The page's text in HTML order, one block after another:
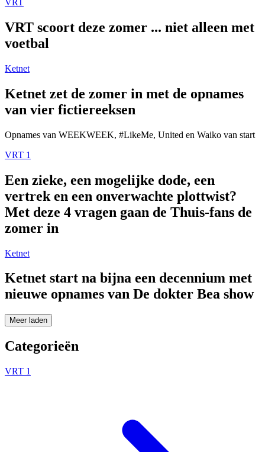
VRT
VRT scoort deze zomer ... niet alleen met
voetbal
Ketnet
Ketnet zet de zomer in met de opnames
van vier fictiereeksen
Opnames van WEEKWEEK, #LikeMe, United en Waiko van start
VRT 1
Een zieke, een mogelijke dode, een
vertrek en een onverwachte plottwist?
Met deze 4 vragen gaan de Thuis-fans de
zomer in
Ketnet
Ketnet start na bijna een decennium met
nieuwe opnames van De dokter Bea show
Meer laden
Categorieën
VRT 1